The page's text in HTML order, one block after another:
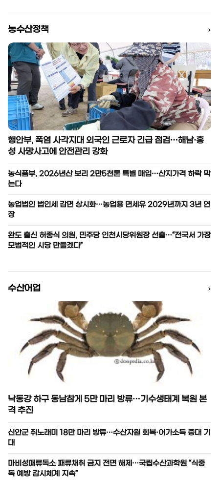
농수산정책 ›
행안부, 폭염 사각지대 외국인 근로자 긴급 점검…해남·홍
성 사망사고에 안전관리 강화
농식품부, 2026년산 보리 2만5천톤 특별 매입…산지가격 하락 막
는다
농업법인 법인세 감면 상시화…농업용 면세유 2029년까지 3년 연
장
완도 출신 허종식 의원, 민주당 인천시당위원장 선출…“전국서 가장
모범적인 시당 만들겠다”
수산어업 ›
낙동강 하구 동남참게 5만 마리 방류…기수생태계 복원 본
격 추진
신안군 쥐노래미 18만 마리 방류…수산자원 회복·어가소득 증대 기
대
마비성패류독소 패류채취 금지 전면 해제…국립수산과학원 “식중
독 예방 감시체계 지속”